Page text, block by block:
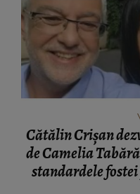
Cătălin Crișan
de Camelia
standardele